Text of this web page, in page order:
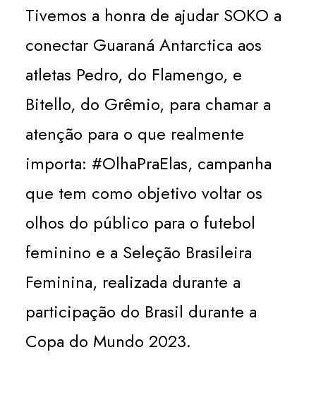
Tivemos a honra de ajudar SOKO a
conectar Guaraná Antarctica aos
atletas Pedro, do Flamengo, e
Bitello, do Grêmio, para chamar a
atenção para o que realmente
importa: #OlhaPraElas, campanha
que tem como objetivo voltar os
olhos do público para o futebol
feminino e a Seleção Brasileira
Feminina, realizada durante a
participação do Brasil durante a
Copa do Mundo 2023.